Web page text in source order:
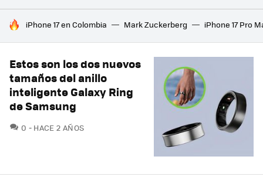
HOY SE HABLA DE
iPhone 17 en Colombia Mark Zuckerberg iPhone 17 Pro
Estos son los dos nuevos
tamaños del anillo
inteligente Galaxy Ring
de Samsung
0 COMENTARIOS
HACE 2 AÑOS